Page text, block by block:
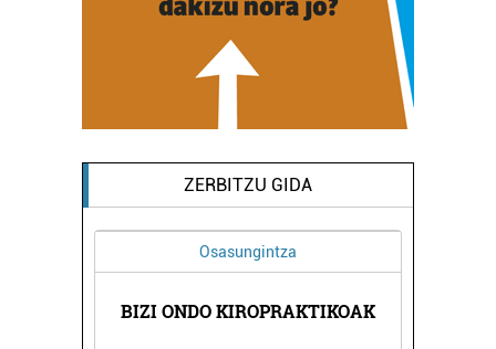
ZERBITZU GIDA
Osasungintza
BIZI ONDO KIROPRAKTIKOAK